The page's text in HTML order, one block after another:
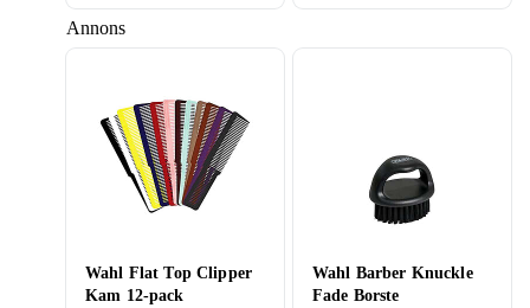
Annons
Wahl Flat Top Clipper
Kam 12-pack
Wahl Barber Knuckle
Fade Borste